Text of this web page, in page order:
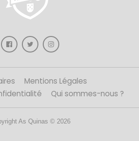
Mentions Légales
Qui sommes-nous ?
As Quinas © 2026